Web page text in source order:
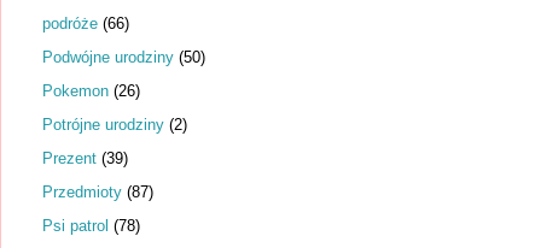
podróże (66)
Podwójne urodziny (50)
Pokemon (26)
Potrójne urodziny (2)
Prezent (39)
Przedmioty (87)
Psi patrol (78)